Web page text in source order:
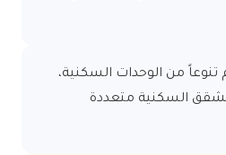
من الوحدات السكنية،
السكنية متعددة